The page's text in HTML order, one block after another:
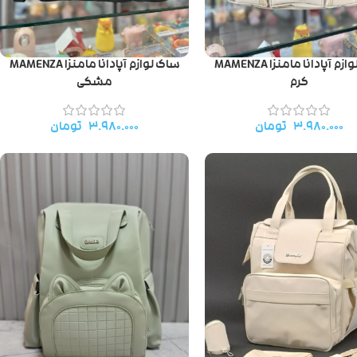
ساک لوازم آپادانا مامنزا MAMENZA
کرم
۳.۹۸۰.۰۰۰ تومان
ساک لوازم آپادانا مامنزا MAMENZA
مشکی
۳.۹۸۰.۰۰۰ تومان